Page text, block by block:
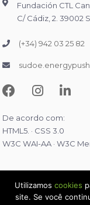
Fundación CTL
C/ Cádiz, 2. 39002
(+34) 942 03 25 82
De acordo com:
HTML5. · CSS 3.0
W3C WAI-AA · W3C
Utilizamos cookies
site. Se você